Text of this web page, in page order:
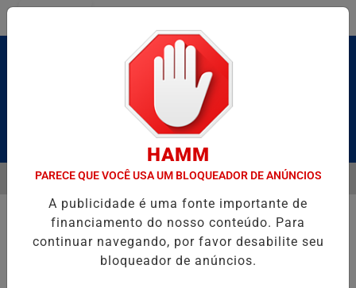
Pesquisar Notícia
E CAIQUE PIMENTA COM O MELHOR DO AXÉ DAS ANTIGAS
EM ALTA
MENU
HAMM
PARECE QUE VOCÊ USA UM BLOQUEADOR DE ANÚNCIOS
A publicidade é uma fonte importante de
financiamento do nosso conteúdo. Para
continuar navegando, por favor desabilite seu
bloqueador de anúncios.